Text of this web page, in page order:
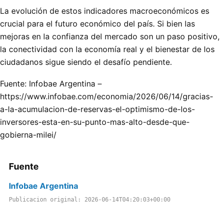
La evolución de estos indicadores macroeconómicos es
crucial para el futuro económico del país. Si bien las
mejoras en la confianza del mercado son un paso positivo,
la conectividad con la economía real y el bienestar de los
ciudadanos sigue siendo el desafío pendiente.
Fuente: Infobae Argentina –
https://www.infobae.com/economia/2026/06/14/gracias-
a-la-acumulacion-de-reservas-el-optimismo-de-los-
inversores-esta-en-su-punto-mas-alto-desde-que-
gobierna-milei/
Fuente
Infobae Argentina
Publicacion original: 2026-06-14T04:20:03+00:00